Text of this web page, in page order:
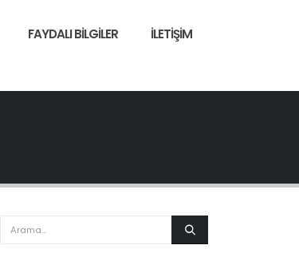
FAYDALI BILGILER İLETIŞIM